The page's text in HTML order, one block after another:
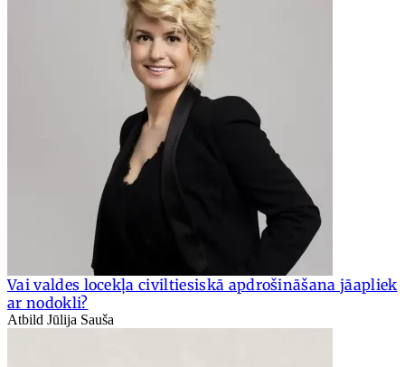
Vai valdes locekļa civiltiesiskā apdrošināšana jāapliek
ar nodokli?
Atbild Jūlija Sauša